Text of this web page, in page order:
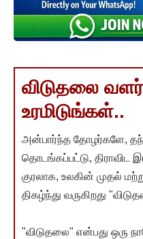
விடுதலை
உரமிடுங்கள்..
அன்பார்ந்த தோழர்களே,
தொடங்கப்பட்டு,
குரலாக, உலகின் முதல்
திகழ்ந்து வருகிறது
"விடுதலை" என்பது ஒரு